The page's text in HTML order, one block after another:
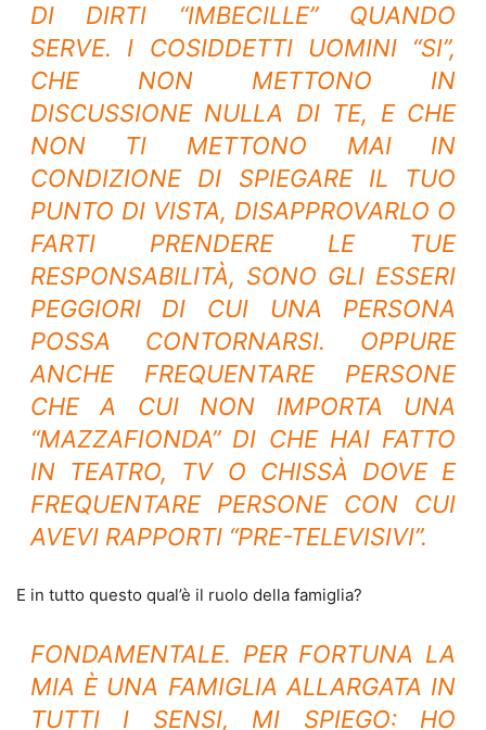
DI DIRTI “IMBECILLE” QUANDO
SERVE. I COSIDDETTI UOMINI “SI”,
CHE NON METTONO IN
DISCUSSIONE NULLA DI TE, E CHE
NON TI METTONO MAI IN
CONDIZIONE DI SPIEGARE IL TUO
PUNTO DI VISTA, DISAPPROVARLO O
FARTI PRENDERE LE TUE
RESPONSABILITÀ, SONO GLI ESSERI
PEGGIORI DI CUI UNA PERSONA
POSSA CONTORNARSI. OPPURE
ANCHE FREQUENTARE PERSONE
CHE A CUI NON IMPORTA UNA
“MAZZAFIONDA” DI CHE HAI FATTO
IN TEATRO, TV O CHISSÀ DOVE E
FREQUENTARE PERSONE CON CUI
AVEVI RAPPORTI “PRE-TELEVISIVI”.
E in tutto questo qual’è il ruolo della famiglia?
FONDAMENTALE. PER FORTUNA LA
MIA È UNA FAMIGLIA ALLARGATA IN
TUTTI I SENSI, MI SPIEGO: HO